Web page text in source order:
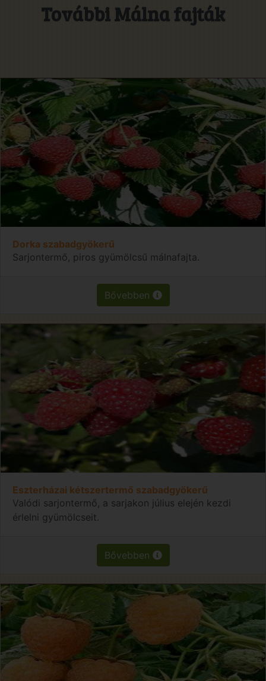
További Málna fajták
Dorka szabadgyökerű
Sarjontermő, piros gyümölcsű málnafajta.
Bővebben
Eszterházai kétszertermő szabadgyökerű
Valódi sarjontermő, a sarjakon július elején kezdi
érlelni gyümölcseit.
Bővebben